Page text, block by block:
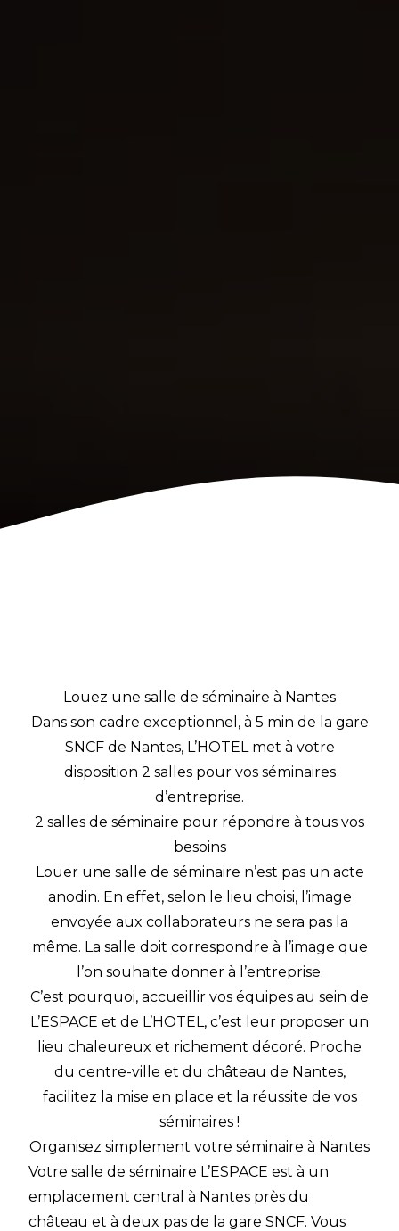
Louez une salle de séminaire à Nantes
Dans son cadre exceptionnel, à 5 min de la gare
SNCF de Nantes, L’HOTEL met à votre
disposition 2 salles pour vos séminaires
d’entreprise.
2 salles de séminaire pour répondre à tous vos
besoins
Louer une salle de séminaire n’est pas un acte
anodin. En effet, selon le lieu choisi, l’image
envoyée aux collaborateurs ne sera pas la
même. La salle doit correspondre à l’image que
l’on souhaite donner à l’entreprise.
C’est pourquoi, accueillir vos équipes au sein de
L’ESPACE et de L’HOTEL, c’est leur proposer un
lieu chaleureux et richement décoré. Proche
du centre-ville et du château de Nantes,
facilitez la mise en place et la réussite de vos
séminaires !
Organisez simplement votre séminaire à Nantes
Votre salle de séminaire L’ESPACE est à un
emplacement central à Nantes près du
château et à deux pas de la gare SNCF. Vous